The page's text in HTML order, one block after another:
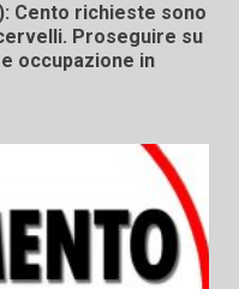
Cento richieste sono
Proseguire su
occupazione in